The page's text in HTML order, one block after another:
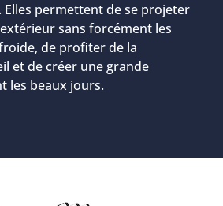
Elles permettent de se projeter
sans forcément les
de profiter de la
et de créer une grande
les beaux jours.